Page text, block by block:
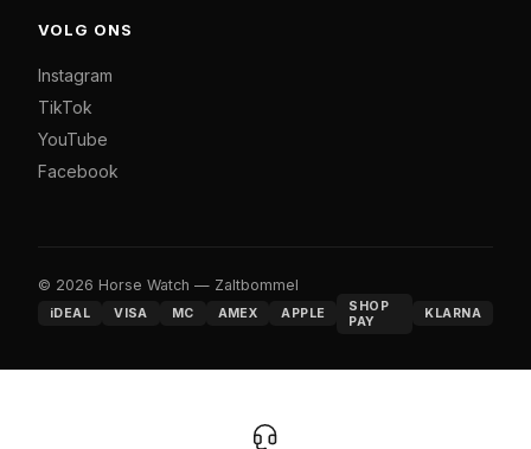
VOLG ONS
Instagram
TikTok
YouTube
Facebook
© 2026 Horse Watch — Zaltbommel
iDEAL VISA MC AMEX APPLE
SHOP
PAY
KLARNA